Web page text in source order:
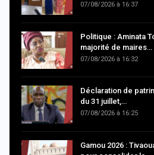
07/08/2026 à 16:37
Politique : Aminata
majorité de maires…
07/08/2026 à 16:32
Déclaration de
du 31 juillet,…
07/08/2026 à 16:25
Gamou 2026 :